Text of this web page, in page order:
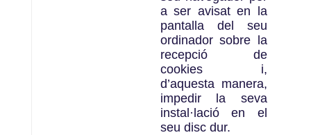
a ser avisat en la
pantalla del seu
ordinador sobre la
recepció de
cookies i,
d’aquesta manera,
impedir la seva
instal·lació en el
seu disc dur.